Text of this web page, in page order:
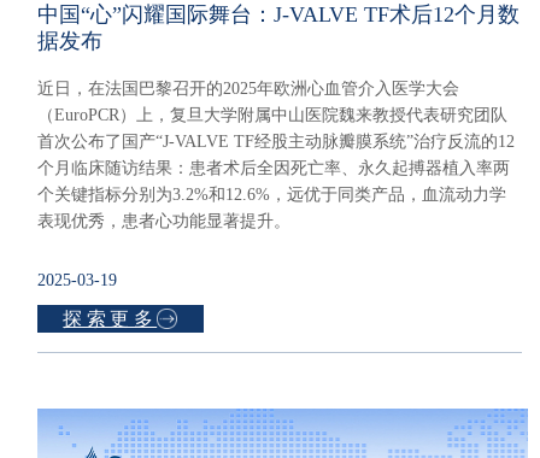
中国“心”闪耀国际舞台：J-VALVE TF术后12个月数
据发布
近日，在法国巴黎召开的2025年欧洲心血管介入医学大会
（EuroPCR）上，复旦大学附属中山医院魏来教授代表研究团队
首次公布了国产“J-VALVE TF经股主动脉瓣膜系统”治疗反流的12
个月临床随访结果：患者术后全因死亡率、永久起搏器植入率两
个关键指标分别为3.2%和12.6%，远优于同类产品，血流动力学
表现优秀，患者心功能显著提升。
2025-03-19
探索更多